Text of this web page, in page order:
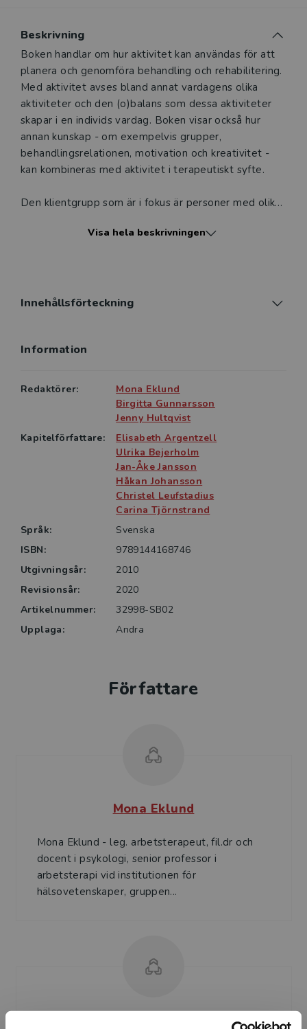
Beskrivning
Beskrivning
Boken handlar om hur aktivitet kan användas för att
planera och genomföra behandling och rehabilitering.
Med aktivitet avses bland annat vardagens olika
aktiviteter och den (o)balans som dessa aktiviteter
skapar i en individs vardag. Boken visar också hur
annan kunskap - om exempelvis grupper,
behandlingsrelationen, motivation och kreativitet -
kan kombineras med aktivitet i terapeutiskt syfte.
Den klientgrupp som är i fokus är personer med olika
psykisk sjukdom, stressrelaterad problematik,
Bokens inledande delar är främst teoretiska
arbete med grupper och behandlingsrelationens
praktisk tillämpning. Olika metoder för bedömning av
aktivitet lyfts fram, liksom exempel på behandling
och rehabilitering via meningsfull aktivitet.
Boken riktar sig till studerande, arbetsterapeuter och
annan personal som i sitt kommande eller nuvarande
yrke använder aktivitet som behandlingsredskap.
Innehållet är således användbart inom ett brett fält
av stöd och rehabilitering och syftet har varit att
åstadkomma en sammanställning som på ett
lättillgängligt sätt integrerar teori med praktik.
Visa hela beskrivningen
Innehållsförteckning
Information
Redaktörer:
Mona Eklund
Birgitta Gunnarsson
Jenny Hultqvist
Kapitelförfattare:
Elisabeth Argentzell
Ulrika Bejerholm
Jan-Åke Jansson
Håkan Johansson
Christel Leufstadius
Carina Tjörnstrand
Språk:
Svenska
ISBN:
9789144168746
Utgivningsår:
2010
Revisionsår:
2020
Artikelnummer:
32998-SB02
Upplaga:
Andra
Författare
Mona Eklund
Mona Eklund - leg. arbetsterapeut, fil.dr och
docent i psykologi, senior professor i
arbetsterapi vid institutionen för
hälsovetenskaper, gruppen...